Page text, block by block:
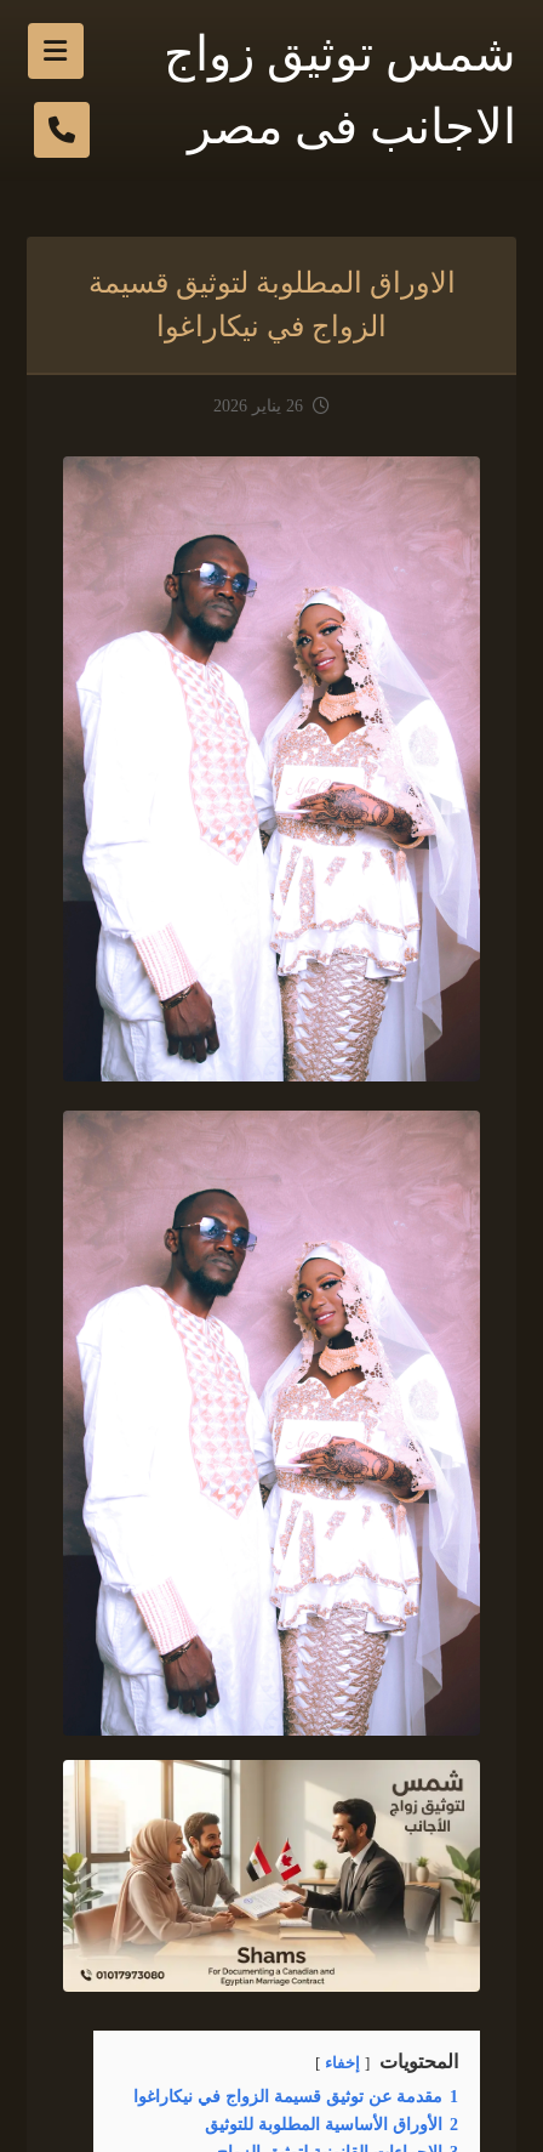
شمس توثيق زواج
الاجانب فى مصر
الاوراق المطلوبة لتوثيق قسيمة
الزواج في نيكاراغوا
26 يناير 2026
المحتويات إخفاء
1 مقدمة عن توثيق قسيمة الزواج في نيكاراغوا
2
الأوراق الأساسية المطلوبة للتوثيق